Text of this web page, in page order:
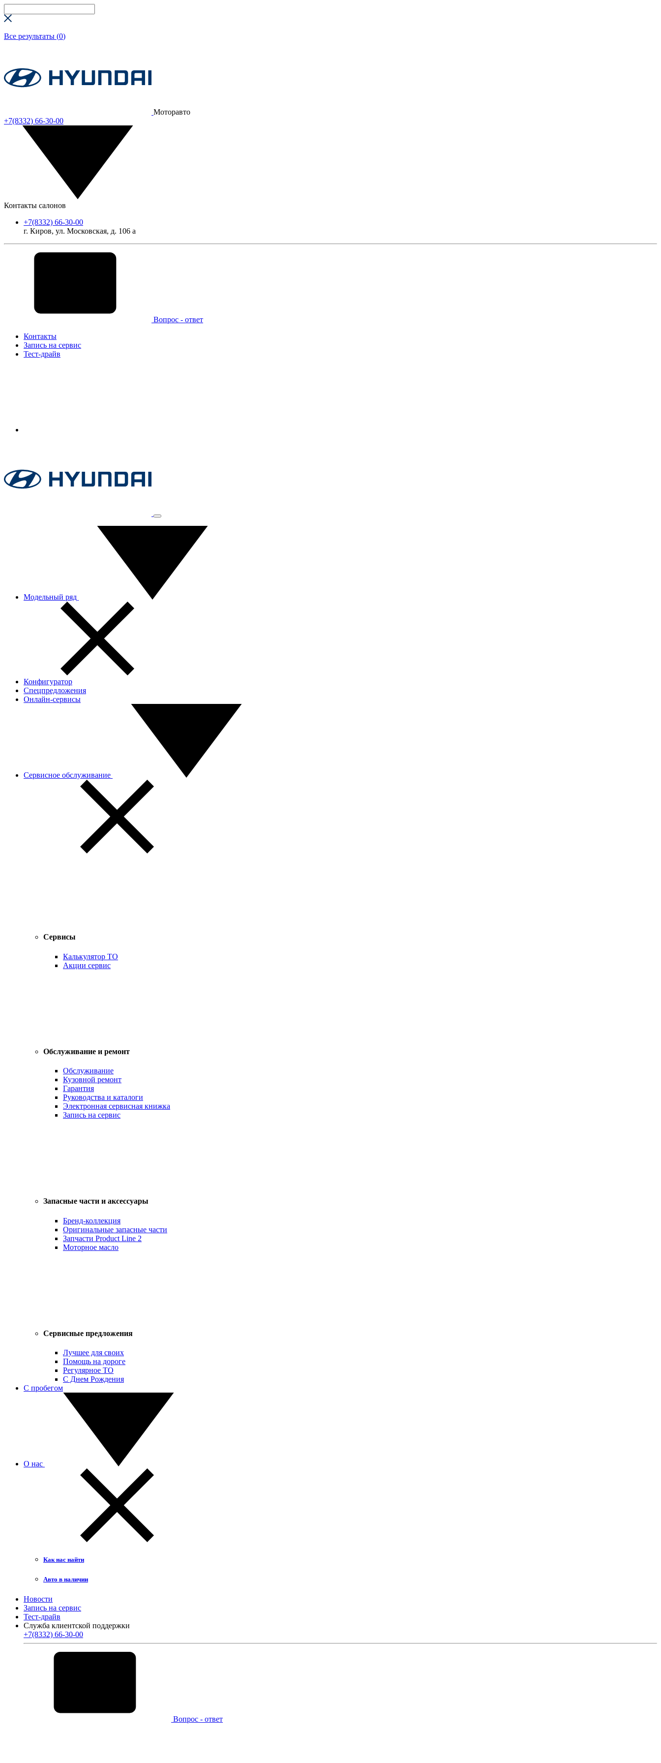
Все результаты (0)
Моторавто
+7(8332) 66-30-00
Контакты салонов
+7(8332) 66-30-00
г. Киров, ул. Московская, д. 106 а
Вопрос - ответ
Контакты
Запись на сервис
Тест-драйв
Модельный ряд
Конфигуратор
Спецпредложения
Онлайн-сервисы
Сервисное обслуживание
Сервисы
Калькулятор ТО
Акции сервис
Обслуживание и ремонт
Обслуживание
Кузовной ремонт
Гарантия
Руководства и каталоги
Электронная сервисная книжка
Запись на сервис
Запасные части и аксессуары
Бренд-коллекция
Оригинальные запасные части
Запчасти Product Line 2
Моторное масло
Сервисные предложения
Лучшее для своих
Помощь на дороге
Регулярное ТО
С Днем Рождения
С пробегом
О нас
Как нас найти
Авто в наличии
Новости
Запись на сервис
Тест-драйв
Служба клиентской поддержки
+7(8332) 66-30-00
Вопрос - ответ